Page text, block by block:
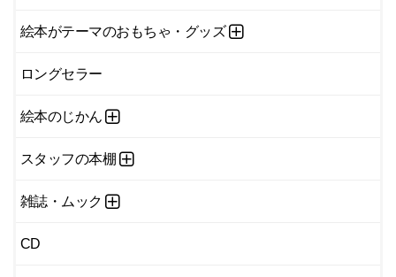
絵本がテーマのおもちゃ・グッズ
ロングセラー
絵本のじかん
スタッフの本棚
雑誌・ムック
CD